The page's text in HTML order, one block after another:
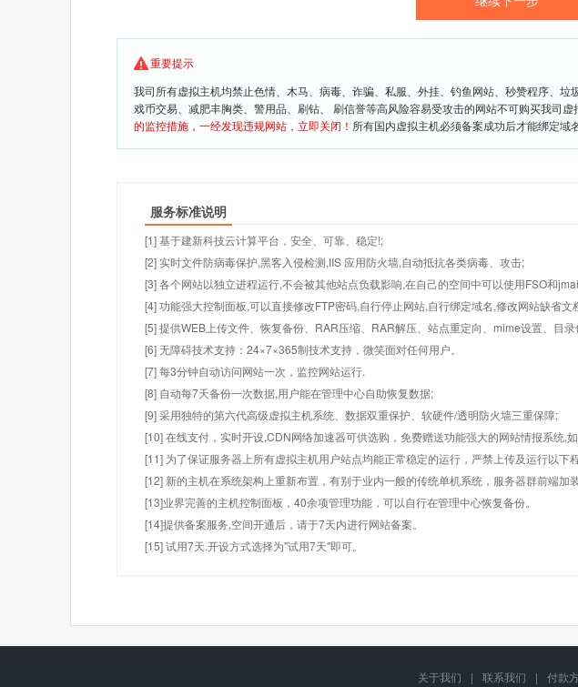
重要提示
我司所有虚拟主机均禁止色情、木马、病毒、诈骗、私服、外挂、钓鱼网站、秒赞程序、
戏币交易、减肥丰胸类、警用品、刷钻、 刷信誉等高风险容易受攻击的网站不可购买我司
的监控措施，一经发现违规网站，立即关闭！ 所有国内虚拟主机必须备案成功后才能绑定域
服务标准说明
[1] 基于建新科技云计算平台，安全、可靠、稳定!;
[2] 实时文件防病毒保护,黑客入侵检测,IIS 应用防火墙,自动抵抗各类病毒、攻击;
[3] 各个网站以独立进程运行,不会被其他站点负载影响,在自己的空间中可以使用FSO和
[4] 功能强大控制面板,可以直接修改FTP密码,自行停止网站,自行绑定域名,修改网站缺省文
[5] 提供WEB上传文件、恢复备份、RAR压缩、RAR解压、站点重定向、mime设置、目
[6] 无障碍技术支持：24×7×365制技术支持，微笑面对任何用户。
[7] 每3分钟自动访问网站一次，监控网站运行.
[8] 自动每7天备份一次数据,用户能在管理中心自助恢复数据;
[9] 采用独特的第六代高级虚拟主机系统、数据双重保护、软硬件/透明防火墙三重保障;
[10] 在线支付，实时开设,CDN网络加速器可供选购，免费赠送功能强大的网站情报系统,
[11] 为了保证服务器上所有虚拟主机用户站点均能正常稳定的运行，严禁上传及运行以
[12] 新的主机在系统架构上重新布置，有别于业内一般的传统单机系统，服务器群前端
[13]业界完善的主机控制面板，40余项管理功能，可以自行在管理中心恢复备份。
[14]提供备案服务,空间开通后，请于7天内进行网站备案。
[15] 试用7天.开设方式选择为"试用7天"即可。
关于我们 | 联系我们 | 付款